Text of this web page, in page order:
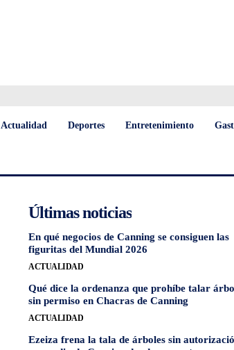
Actualidad Deportes Entretenimiento
Últimas noticias
En qué negocios de Canning se consiguen las
figuritas del Mundial 2026
ACTUALIDAD
Qué dice la ordenanza que prohíbe talar
sin permiso en Chacras de Canning
ACTUALIDAD
Ezeiza frena la tala de árboles sin